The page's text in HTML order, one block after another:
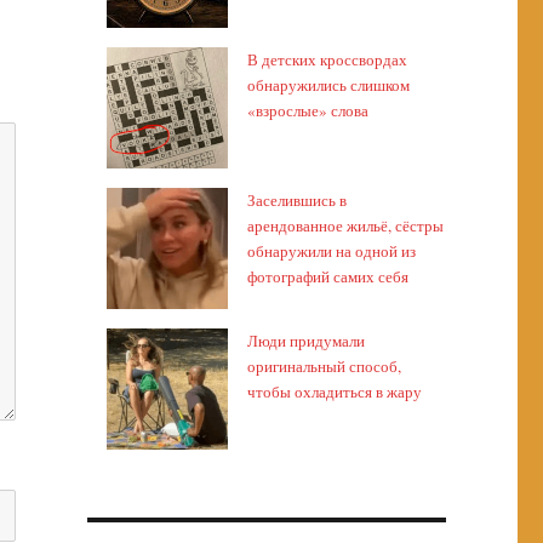
В детских кроссвордах
обнаружились слишком
«взрослые» слова
Заселившись в
арендованное жильё, сёстры
обнаружили на одной из
фотографий самих себя
Люди придумали
оригинальный способ,
чтобы охладиться в жару